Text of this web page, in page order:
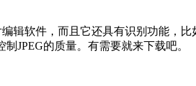
辑软件，而且它还具有识别功能，
JPEG的质量。有需要就来下载吧。